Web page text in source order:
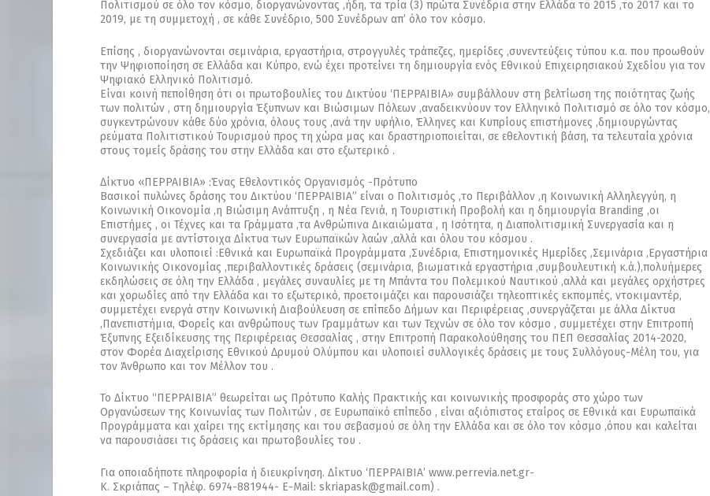
Πολιτισμού σε όλο τον κόσμο, διοργανώνοντας ,ήδη, τα τρία (3) πρώτα Συνέδρια στην Ελλάδα το 2015 ,το 2017 και το
2019, με τη συμμετοχή , σε κάθε Συνέδριο, 500 Συνέδρων απ’ όλο τον κόσμο.
Επίσης , διοργανώνονται σεμινάρια, εργαστήρια, στρογγυλές τράπεζες, ημερίδες ,συνεντεύξεις τύπου κ.α. που προωθούν
την Ψηφιοποίηση σε Ελλάδα και Κύπρο, ενώ έχει προτείνει τη δημιουργία ενός Εθνικού Επιχειρησιακού Σχεδίου για τον
Ψηφιακό Ελληνικό Πολιτισμό.
Είναι κοινή πεποίθηση ότι οι πρωτοβουλίες του Δικτύου ‘ΠΕΡΡΑΙΒΙΑ» συμβάλλουν στη βελτίωση της ποιότητας ζωής
των πολιτών , στη δημιουργία Έξυπνων και Βιώσιμων Πόλεων ,αναδεικνύουν τον Ελληνικό Πολιτισμό σε όλο τον κόσμο,
συγκεντρώνουν κάθε δύο χρόνια, όλους τους ,ανά την υφήλιο, Έλληνες και Κυπρίους επιστήμονες ,δημιουργώντας
ρεύματα Πολιτιστικού Τουρισμού προς τη χώρα μας και δραστηριοποιείται, σε εθελοντική βάση, τα τελευταία χρόνια
στους τομείς δράσης του στην Ελλάδα και στο εξωτερικό .
Δίκτυο «ΠΕΡΡΑΙΒΙΑ» :Ένας Εθελοντικός Οργανισμός -Πρότυπο
Βασικοί πυλώνες δράσης του Δικτύου ‘ΠΕΡΡΑΙΒΙΑ” είναι ο Πολιτισμός ,το Περιβάλλον ,η Κοινωνική Αλληλεγγύη, η
Κοινωνική Οικονομία ,η Βιώσιμη Ανάπτυξη , η Νέα Γενιά, η Τουριστική Προβολή και η δημιουργία Branding ,οι
Επιστήμες , οι Τέχνες και τα Γράμματα ,τα Ανθρώπινα Δικαιώματα , η Ισότητα, η Διαπολιτισμική Συνεργασία και η
συνεργασία με αντίστοιχα Δίκτυα των Ευρωπαϊκών λαών ,αλλά και όλου του κόσμου .
Σχεδιάζει και υλοποιεί :Εθνικά και Ευρωπαϊκά Προγράμματα ,Συνέδρια, Επιστημονικές Ημερίδες ,Σεμινάρια ,Εργαστήρια
Κοινωνικής Οικονομίας ,περιβαλλοντικές δράσεις (σεμινάρια, βιωματικά εργαστήρια ,συμβουλευτική κ.ά.),πολυήμερες
εκδηλώσεις σε όλη την Ελλάδα , μεγάλες συναυλίες με τη Μπάντα του Πολεμικού Ναυτικού ,αλλά και μεγάλες ορχήστρες
και χορωδίες από την Ελλάδα και το εξωτερικό, προετοιμάζει και παρουσιάζει τηλεοπτικές εκπομπές, ντοκιμαντέρ,
συμμετέχει ενεργά στην Κοινωνική Διαβούλευση σε επίπεδο Δήμων και Περιφέρειας ,συνεργάζεται με άλλα Δίκτυα
,Πανεπιστήμια, Φορείς και ανθρώπους των Γραμμάτων και των Τεχνών σε όλο τον κόσμο , συμμετέχει στην Επιτροπή
Έξυπνης Εξειδίκευσης της Περιφέρειας Θεσσαλίας , στην Επιτροπή Παρακολούθησης του ΠΕΠ Θεσσαλίας 2014-2020,
στον Φορέα Διαχείρισης Εθνικού Δρυμού Ολύμπου και υλοποιεί συλλογικές δράσεις με τους Συλλόγους-Μέλη του, για
τον Άνθρωπο και τον Μέλλον του .
Το Δίκτυο “ΠΕΡΡΑΙΒΙΑ” θεωρείται ως Πρότυπο Καλής Πρακτικής και κοινωνικής προσφοράς στο χώρο των
Οργανώσεων της Κοινωνίας των Πολιτών , σε Ευρωπαϊκό επίπεδο , είναι αξιόπιστος εταίρος σε Εθνικά και Ευρωπαϊκά
Προγράμματα και χαίρει της εκτίμησης και του σεβασμού σε όλη την Ελλάδα και σε όλο τον κόσμο ,όπου και καλείται
να παρουσιάσει τις δράσεις και πρωτοβουλίες του .
Για οποιαδήποτε πληροφορία ή διευκρίνηση. Δίκτυο ‘ΠΕΡΡΑΙΒΙΑ’ www.perrevia.net.gr-
Κ. Σκριάπας – Τηλέφ. 6974-881944- E-Mail: skriapask@gmail.com) .